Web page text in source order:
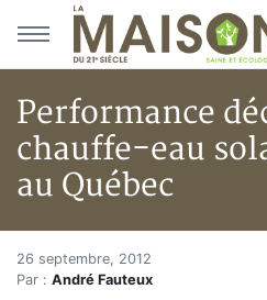
Aller au menu principal
Aller au contenu principal
Performance
chauffe-eau
au Québec
Accueil
Articles
Performance
26 septembre, 2012
Par : André Fauteux